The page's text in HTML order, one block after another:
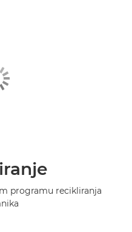
programu recikliranja